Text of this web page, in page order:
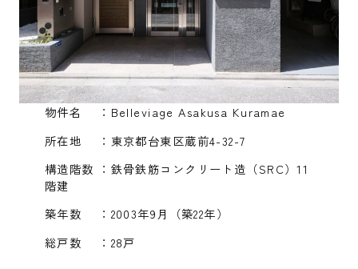
物件名 ：Belleviage Asakusa Kuramae
所在地 ：東京都台東区蔵前4-32-7
構造階数 ：鉄骨鉄筋コンクリート造（SRC）11
階建
築年数 ：2003年9月（築22年）
総戸数 ：28戸